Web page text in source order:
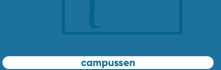
campussen